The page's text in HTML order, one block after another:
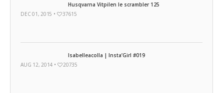
Husqvarna Vitpilen le scrambler 125
DEC 01, 2015 •
37615
Isabelleacolla | Insta’Girl #019
AUG 12, 2014 •
20735